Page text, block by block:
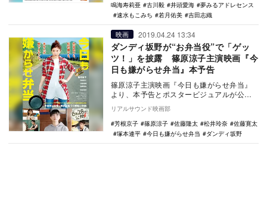
鳴海寿莉亜
古川毅 井頭愛海
夢みるアドレセンス
速水もこみち
若月佑美 吉田志織
映画 2019.04.24 13:34
ダンディ坂野が“お弁当役”で「ゲッ
ツ！」を披露 篠原涼子主演映画『今
日も嫌がらせ弁当』本予告
篠原涼子主演映画『今日も嫌がらせ弁当』
より、本予告とポスタービジュアルが公開
された。 本作は、2015年に『Amebaブ
ログ…
リアルサウンド映画部
芳根京子
篠原涼子 佐藤隆太 松井玲奈
佐藤寛太
塚本連平
今日も嫌がらせ弁当 ダンディ坂野